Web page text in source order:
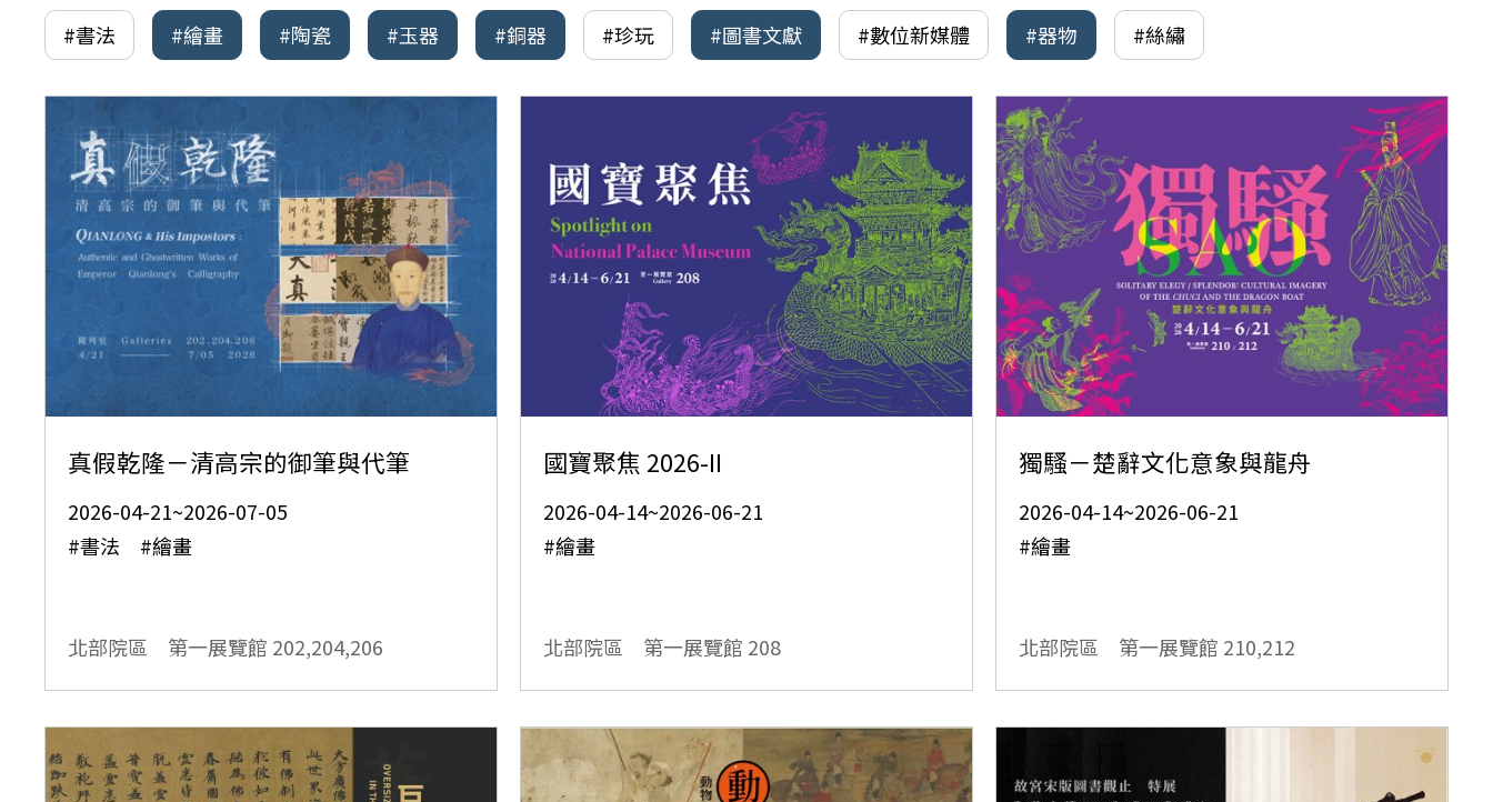
#書法 #繪畫 #陶瓷 #玉器 #銅器 #珍玩 #圖書文獻 #數位新媒體 #器物 #絲繡
真假乾隆－清高宗的御筆與代筆
2026-04-21~2026-07-05
#書法 #繪畫
北部院區 第一展覽館 202,204,206
國寶聚焦 2026-II
2026-04-14~2026-06-21
#繪畫
北部院區 第一展覽館 208
獨騷－楚辭文化意象與龍舟
2026-04-14~2026-06-21
#繪畫
北部院區 第一展覽館 210,212